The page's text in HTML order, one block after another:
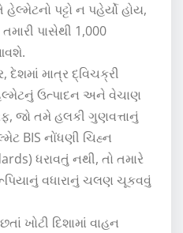
પટ્ટો ન પહેર્યો હોય,
પાસેથી 1,000
માત્ર દ્વિચક્રી
હેલ્મેટનું ઉત્પાદન અને વેચાણ
જો તમે હલકી ગુણવત્તાનું
BIS નોંધણી ચિહ્ન
ધરાવતું નથી, તો તમારે
વધારાનું ચલણ ચૂકવવું
ખોટી દિશામાં વાહન